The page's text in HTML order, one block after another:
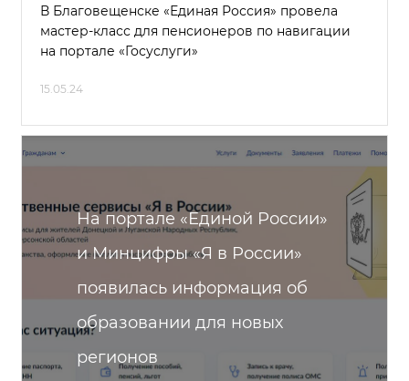
В Благовещенске «Единая Россия» провела
мастер-класс для пенсионеров по навигации
на портале «Госуслуги»
15.05.24
На портале «Единой России»
и Минцифры «Я в России»
появилась информация об
образовании для новых
регионов